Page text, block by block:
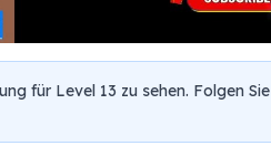
für Level 13 zu sehen. Folgen Sie